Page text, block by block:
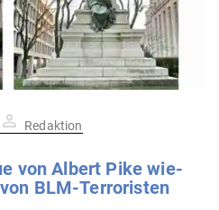
Redaktion
von Albert Pike wie­
BLM-Ter­ro­risten